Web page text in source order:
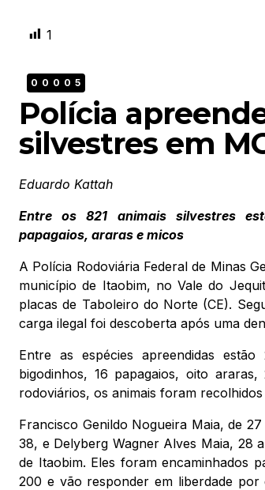
1
00005
Polícia
silvestres em
Eduardo Kattah
Entre os 821 animais silvestres
papagaios, araras e micos
A Polícia Rodoviária Federal de Minas
município de Itaobim, no Vale do
placas de Taboleiro do Norte (CE).
carga ilegal foi descoberta após uma
Entre as espécies apreendidas
bigodinhos, 16 papagaios, oito
rodoviários, os animais foram
Francisco Genildo Nogueira Maia, de
38, e Delyberg Wagner Alves Maia, 28
de Itaobim. Eles foram encaminhados
200 e vão responder em liberdade